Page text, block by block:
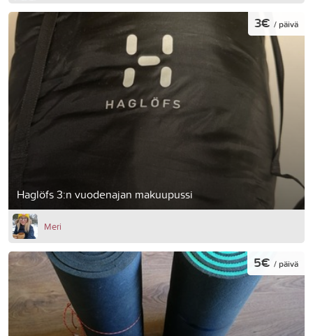
Haglöfs 3:n vuodenajan makuupussi
3€ / päivä
Meri
5€ / päivä